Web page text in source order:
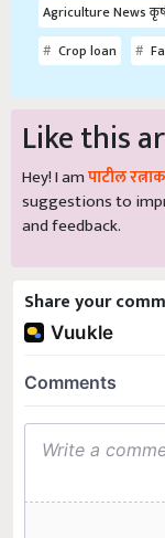
Agriculture News
Crop loan
Like this
Hey! I amपाटील
suggestions to
and feedback.
Share your